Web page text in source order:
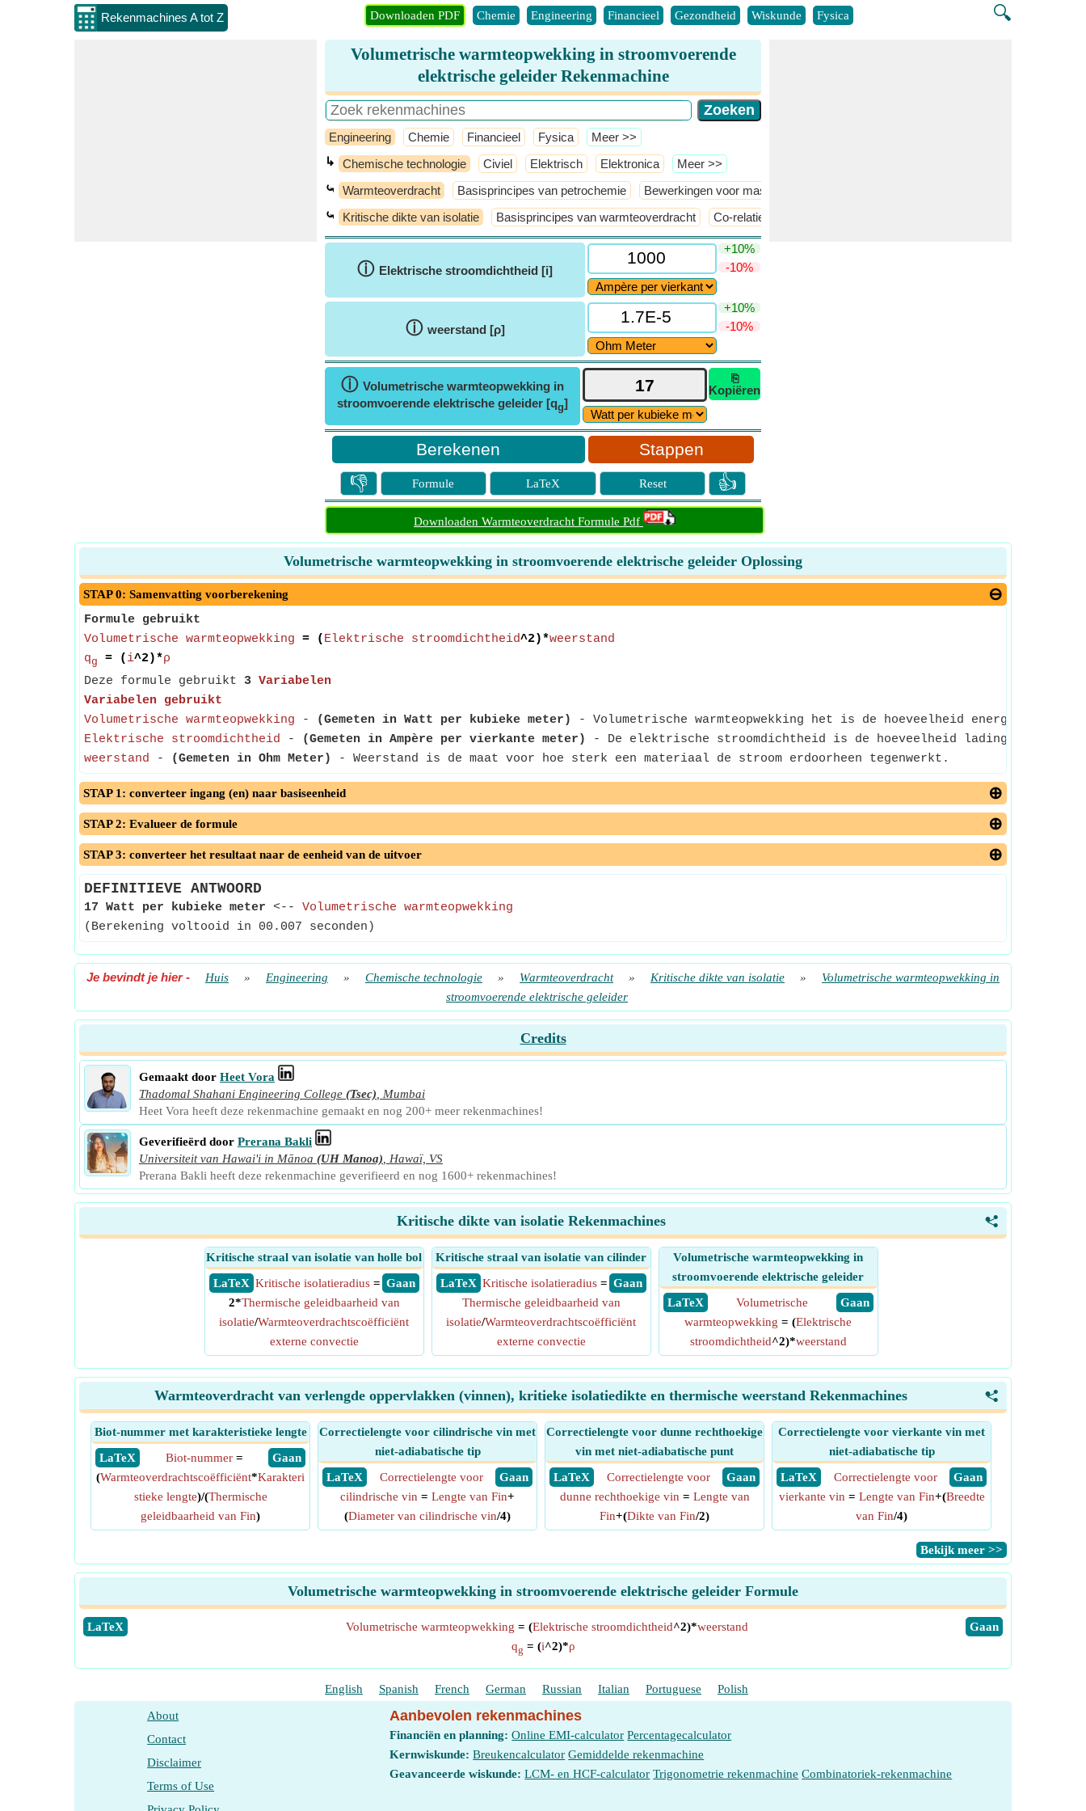
Rekenmachines A tot Z 🔍
Downloaden PDF Chemie Engineering Financieel Gezondheid Wiskunde Fysica
Volumetrische warmteopwekking in stroomvoerende
elektrische geleider Rekenmachine
Engineering Chemie Financieel Fysica ​Meer >>
↳ Chemische technologie Civiel Elektrisch Elektronica ​Meer >>
⤿ Warmteoverdracht Basisprincipes van petrochemie Bewerkingen voor massaoverdracht
⤿ Kritische dikte van isolatie Basisprincipes van warmteoverdracht Co-relatie van dimensieloze getallen
ⓘ Elektrische stroomdichtheid [i]
+10%
-10%
ⓘ weerstand [ρ]
+10%
-10%
ⓘ Volumetrische warmteopwekking in
stroomvoerende elektrische geleider [qg]
⎘
Kopiëren
Stappen
👎 Formule LaTeX Reset 👍
Downloaden Warmteoverdracht Formule Pdf
Volumetrische warmteopwekking in stroomvoerende elektrische geleider Oplossing
STAP 0: Samenvatting voorberekening
Formule gebruikt
Volumetrische warmteopwekking = ( Elektrische stroomdichtheid^2)*weerstand
qg = ( i^2)*ρ
Deze formule gebruikt 3 Variabelen
Variabelen gebruikt
Volumetrische warmteopwekking - (Gemeten in Watt per kubieke meter)
- Volumetrische warmteopwekking het is de hoeveelheid energie die in
Elektrische stroomdichtheid - (Gemeten in Ampère per vierkante meter)
- De elektrische stroomdichtheid is de hoeveelheid lading per
weerstand - (Gemeten in Ohm Meter) - Weerstand is de maat voor hoe sterk een materiaal de stroom erdoorheen tegenwerkt.
STAP 1: converteer ingang (en) naar basiseenheid
STAP 2: Evalueer de formule
STAP 3: converteer het resultaat naar de eenheid van de uitvoer
DEFINITIEVE ANTWOORD
17 Watt per kubieke meter <-- Volumetrische warmteopwekking
(Berekening voltooid in 00.007 seconden)
Je bevindt je hier- Huis » Engineering » Chemische technologie » Warmteoverdracht » Kritische dikte van isolatie »
Volumetrische warmteopwekking in
stroomvoerende elektrische geleider
Credits
Gemaakt door Heet Vora
Thadomal Shahani Engineering College (Tsec)
Mumbai
Heet Vora heeft deze rekenmachine gemaakt en nog 200+ meer rekenmachines!
Geverifieërd door Prerana Bakli
Universiteit van Hawai'i in Mānoa (UH Manoa)
Hawaï, VS
Prerana Bakli heeft deze rekenmachine geverifieerd en nog 1600+ rekenmachines!
<
Kritische dikte van isolatie Rekenmachines
Kritische straal van isolatie van holle bol
​ LaTeX
​ Gaan
Kritische isolatieradius=
2*Thermische geleidbaarheid van
isolatie/Warmteoverdrachtscoëfficiënt
externe convectie
Kritische straal van isolatie van cilinder
​ LaTeX
​ Gaan
Kritische isolatieradius=
Thermische geleidbaarheid van
isolatie/Warmteoverdrachtscoëfficiënt
externe convectie
Volumetrische warmteopwekking in
stroomvoerende elektrische geleider
​ LaTeX
​ Gaan
Volumetrische
warmteopwekking = (Elektrische
stroomdichtheid^2)*weerstand
<
Warmteoverdracht van verlengde oppervlakken (vinnen), kritieke isolatiedikte en thermische weerstand Rekenmachines
Biot-nummer met karakteristieke lengte
​ LaTeX
​ Gaan
Biot-nummer=
(Warmteoverdrachtscoëfficiënt*Karakteri
stieke lengte)/(Thermische
geleidbaarheid van Fin)
Correctielengte voor cilindrische vin met
niet-adiabatische tip
​ LaTeX
​ Gaan
Correctielengte voor
cilindrische vin = Lengte van Fin+
(Diameter van cilindrische vin/4)
Correctielengte voor dunne rechthoekige
vin met niet-adiabatische punt
​ LaTeX
​ Gaan
Correctielengte voor
dunne rechthoekige vin = Lengte van
Fin+(Dikte van Fin/2)
Correctielengte voor vierkante vin met
niet-adiabatische tip
​ LaTeX
​ Gaan
Correctielengte voor
vierkante vin = Lengte van Fin+(Breedte
van Fin/4)
​Bekijk meer >>
Volumetrische warmteopwekking in stroomvoerende elektrische geleider Formule
​LaTeX ​Gaan
Volumetrische warmteopwekking = (Elektrische stroomdichtheid^2)*weerstand
qg = (i^2)*ρ
English Spanish French German Russian Italian Portuguese Polish
About
Contact
Disclaimer
Terms of Use
Aanbevolen rekenmachines
Financiën en planning: Online EMI-calculator Percentagecalculator
Kernwiskunde: Breukencalculator Gemiddelde rekenmachine
Geavanceerde wiskunde: LCM- en HCF-calculator Trigonometrie rekenmachine Combinatoriek-rekenmachine